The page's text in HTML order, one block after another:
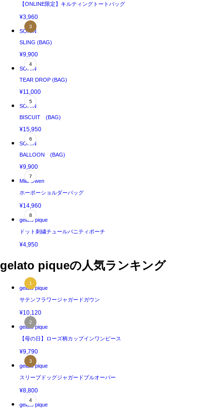
【ONLINE限定】キルティングトートバッグ
¥3,960
SORIN
SLING (BAG)
¥9,900
SORIN
TEAR DROP (BAG)
¥11,000
SORIN
BISCUIT (BAG)
¥15,950
SORIN
BALLOON (BAG)
¥9,900
Mila Owen
ホーボーショルダーバッグ
¥14,960
gelato pique
ドット刺繍チュールバニティポーチ
¥4,950
gelato piqueの人気ランキング
gelato pique
サテンフラワージャガードガウン
¥10,120
gelato pique
【母の日】ローズ柄カップインワンピース
¥9,790
gelato pique
スリープドッグジャガードプルオーバー
¥8,800
gelato pique